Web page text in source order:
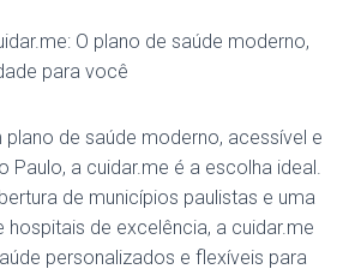
de saúde moderno, acessível e
Paulo, a cuidar.me é a escolha ideal.
de municípios paulistas e uma
hospitais de excelência, a cuidar.me
personalizados e flexíveis para